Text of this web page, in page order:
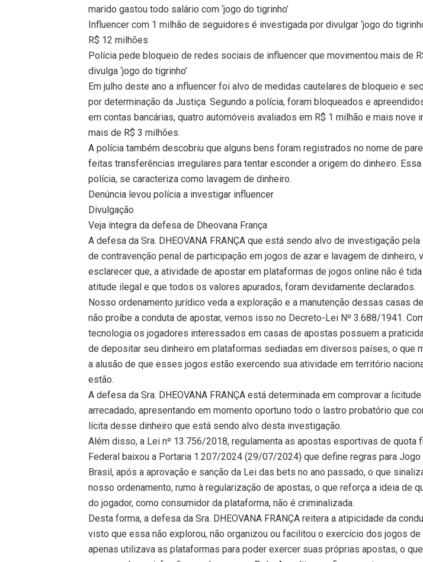
marido gastou todo salário com ‘jogo do tigrinho’
Influencer com 1 milhão de seguidores é investigada por divulgar ‘jogo do
R$ 12 milhões
Polícia pede bloqueio de redes sociais de influencer que movimentou mais de
divulga ‘jogo do tigrinho’
Em julho deste ano a influencer foi alvo de medidas cautelares de bloqueio e
por determinação da Justiça. Segundo a polícia, foram bloqueados e
em contas bancárias, quatro automóveis avaliados em R$ 1 milhão e mais nove
mais de R$ 3 milhões.
A polícia também descobriu que alguns bens foram registrados no nome de
feitas transferências irregulares para tentar esconder a origem do dinheiro. Essa
polícia, se caracteriza como lavagem de dinheiro.
Denúncia levou polícia a investigar influencer
Divulgação
Veja íntegra da defesa de Dheovana França
A defesa da Sra. DHEOVANA FRANÇA que está sendo alvo de investigação
de contravenção penal de participação em jogos de azar e lavagem de dinheiro,
esclarecer que, a atividade de apostar em plataformas de jogos online não é
atitude ilegal e que todos os valores apurados, foram devidamente declarados.
Nosso ordenamento jurídico veda a exploração e a manutenção dessas casas
não proíbe a conduta de apostar, vemos isso no Decreto-Lei Nº 3.688/1941.
tecnologia os jogadores interessados em casas de apostas possuem a
de depositar seu dinheiro em plataformas sediadas em diversos países, o que
a alusão de que esses jogos estão exercendo sua atividade em território
estão.
A defesa da Sra. DHEOVANA FRANÇA está determinada em comprovar a
arrecadado, apresentando em momento oportuno todo o lastro probatório que
lícita desse dinheiro que está sendo alvo desta investigação.
Além disso, a Lei nº 13.756/2018, regulamenta as apostas esportivas de quota
Federal baixou a Portaria 1.207/2024 (29/07/2024) que define regras para Jogo
Brasil, após a aprovação e sanção da Lei das bets no ano passado, o que
nosso ordenamento, rumo à regularização de apostas, o que reforça a ideia de
do jogador, como consumidor da plataforma, não é criminalizada.
Desta forma, a defesa da Sra. DHEOVANA FRANÇA reitera a atipicidade da
visto que essa não explorou, não organizou ou facilitou o exercício dos jogos de
apenas utilizava as plataformas para poder exercer suas próprias apostas, o